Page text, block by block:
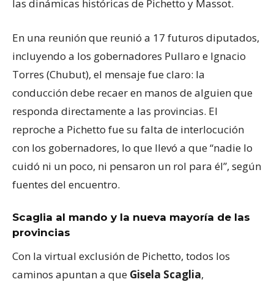
las dinámicas históricas de Pichetto y Massot.
En una reunión que reunió a 17 futuros diputados,
incluyendo a los gobernadores Pullaro e Ignacio
Torres (Chubut), el mensaje fue claro: la
conducción debe recaer en manos de alguien que
responda directamente a las provincias. El
reproche a Pichetto fue su falta de interlocución
con los gobernadores, lo que llevó a que “nadie lo
cuidó ni un poco, ni pensaron un rol para él”, según
fuentes del encuentro.
Scaglia al mando y la nueva mayoría de las
provincias
Con la virtual exclusión de Pichetto, todos los
caminos apuntan a que Gisela Scaglia,